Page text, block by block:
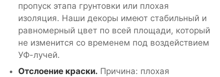
пропуск этапа грунтовки или плохая
изоляция. Наши декоры имеют стабильный и
равномерный цвет по всей площади, который
не изменится со временем под воздействием
УФ-лучей.
Отслоение краски. Причина: плохая